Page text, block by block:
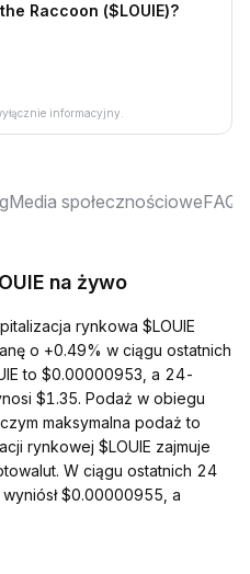
Raccoon ($LOUIE)?
informacyjny.
Media społecznościoweFAQ
na żywo
rynkowa $LOUIE
o +0.49% w ciągu ostatnich
to $0.00000953, a 24-
$1.35. Podaż w obiegu
maksymalna podaż to
rynkowej $LOUIE zajmuje
W ciągu ostatnich 24
$0.00000955, a